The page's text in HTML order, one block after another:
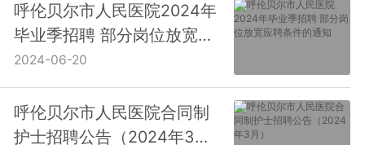
呼伦贝尔市人民医院2024年
毕业季招聘 部分岗位放宽应
聘条件的通知
2024-06-20
呼伦贝尔市人民医院合同制
护士招聘公告（2024年3